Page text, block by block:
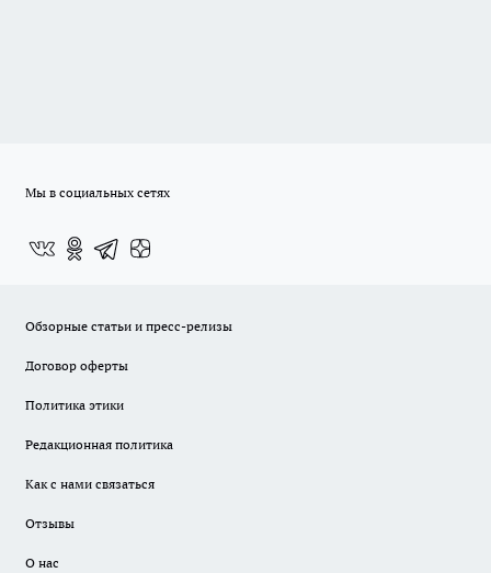
Мы в социальных сетях
Обзорные статьи и пресс-релизы
Договор оферты
Политика этики
Редакционная политика
Как с нами связаться
Отзывы
О нас